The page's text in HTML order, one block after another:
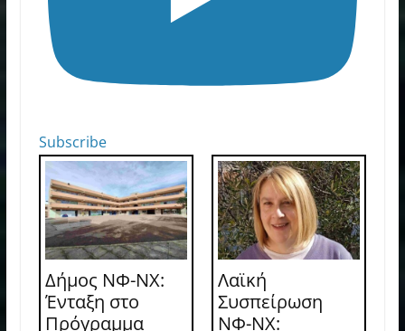
Subscribe
Δήμος ΝΦ-ΝΧ:
Ένταξη στο
Πρόγραμμα
Λαϊκή
Συσπείρωση
ΝΦ-ΝΧ: